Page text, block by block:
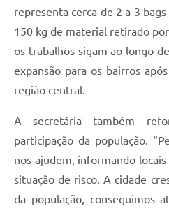
representa cerca de 2 a 3
150 kg de material retirado
os trabalhos sigam ao longo
expansão para os bairros
região central.
A secretária também
participação da população.
nos ajudem, informando
situação de risco. A cidade
da população, conseguimos